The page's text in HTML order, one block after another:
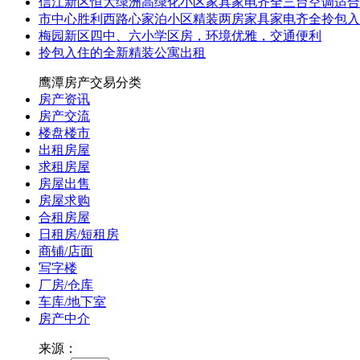
市中心胜利西路心家泊小区精装两房家具家电齐全拎包
梅园新区四中、六小学区房，环境优雅，交通便利
拎包入住的全新精装公寓出租
鹰潭房产交易分类
房产资讯
房产交流
楼盘楼市
出租房屋
求租房屋
房屋出售
房屋求购
合租房屋
日租房/短租房
商铺/店面
写字楼
厂房/仓库
车库/地下室
房产中介
来源：